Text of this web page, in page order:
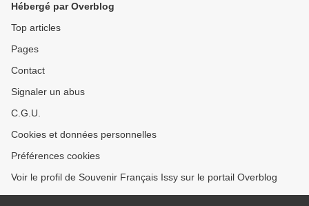
Hébergé par Overblog
Top articles
Pages
Contact
Signaler un abus
C.G.U.
Cookies et données personnelles
Préférences cookies
Voir le profil de Souvenir Français Issy sur le portail Overblog